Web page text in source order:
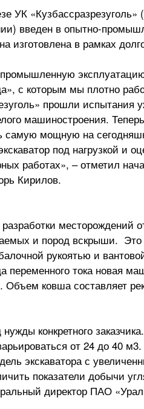
УК
введен в опытно-
изготовлена в рамках
с которым мы плотно
прошли испытания
машиностроения.
самую мощную на
под нагрузкой и
работах», – отметил
Кирилов.
месторождений
и пород вскрыши. Это
рукоятью и
переменного тока новая
Объем ковша составляет
конкретного
от 24 до 40
экскаватора с
показатели добычи
директор ПАО